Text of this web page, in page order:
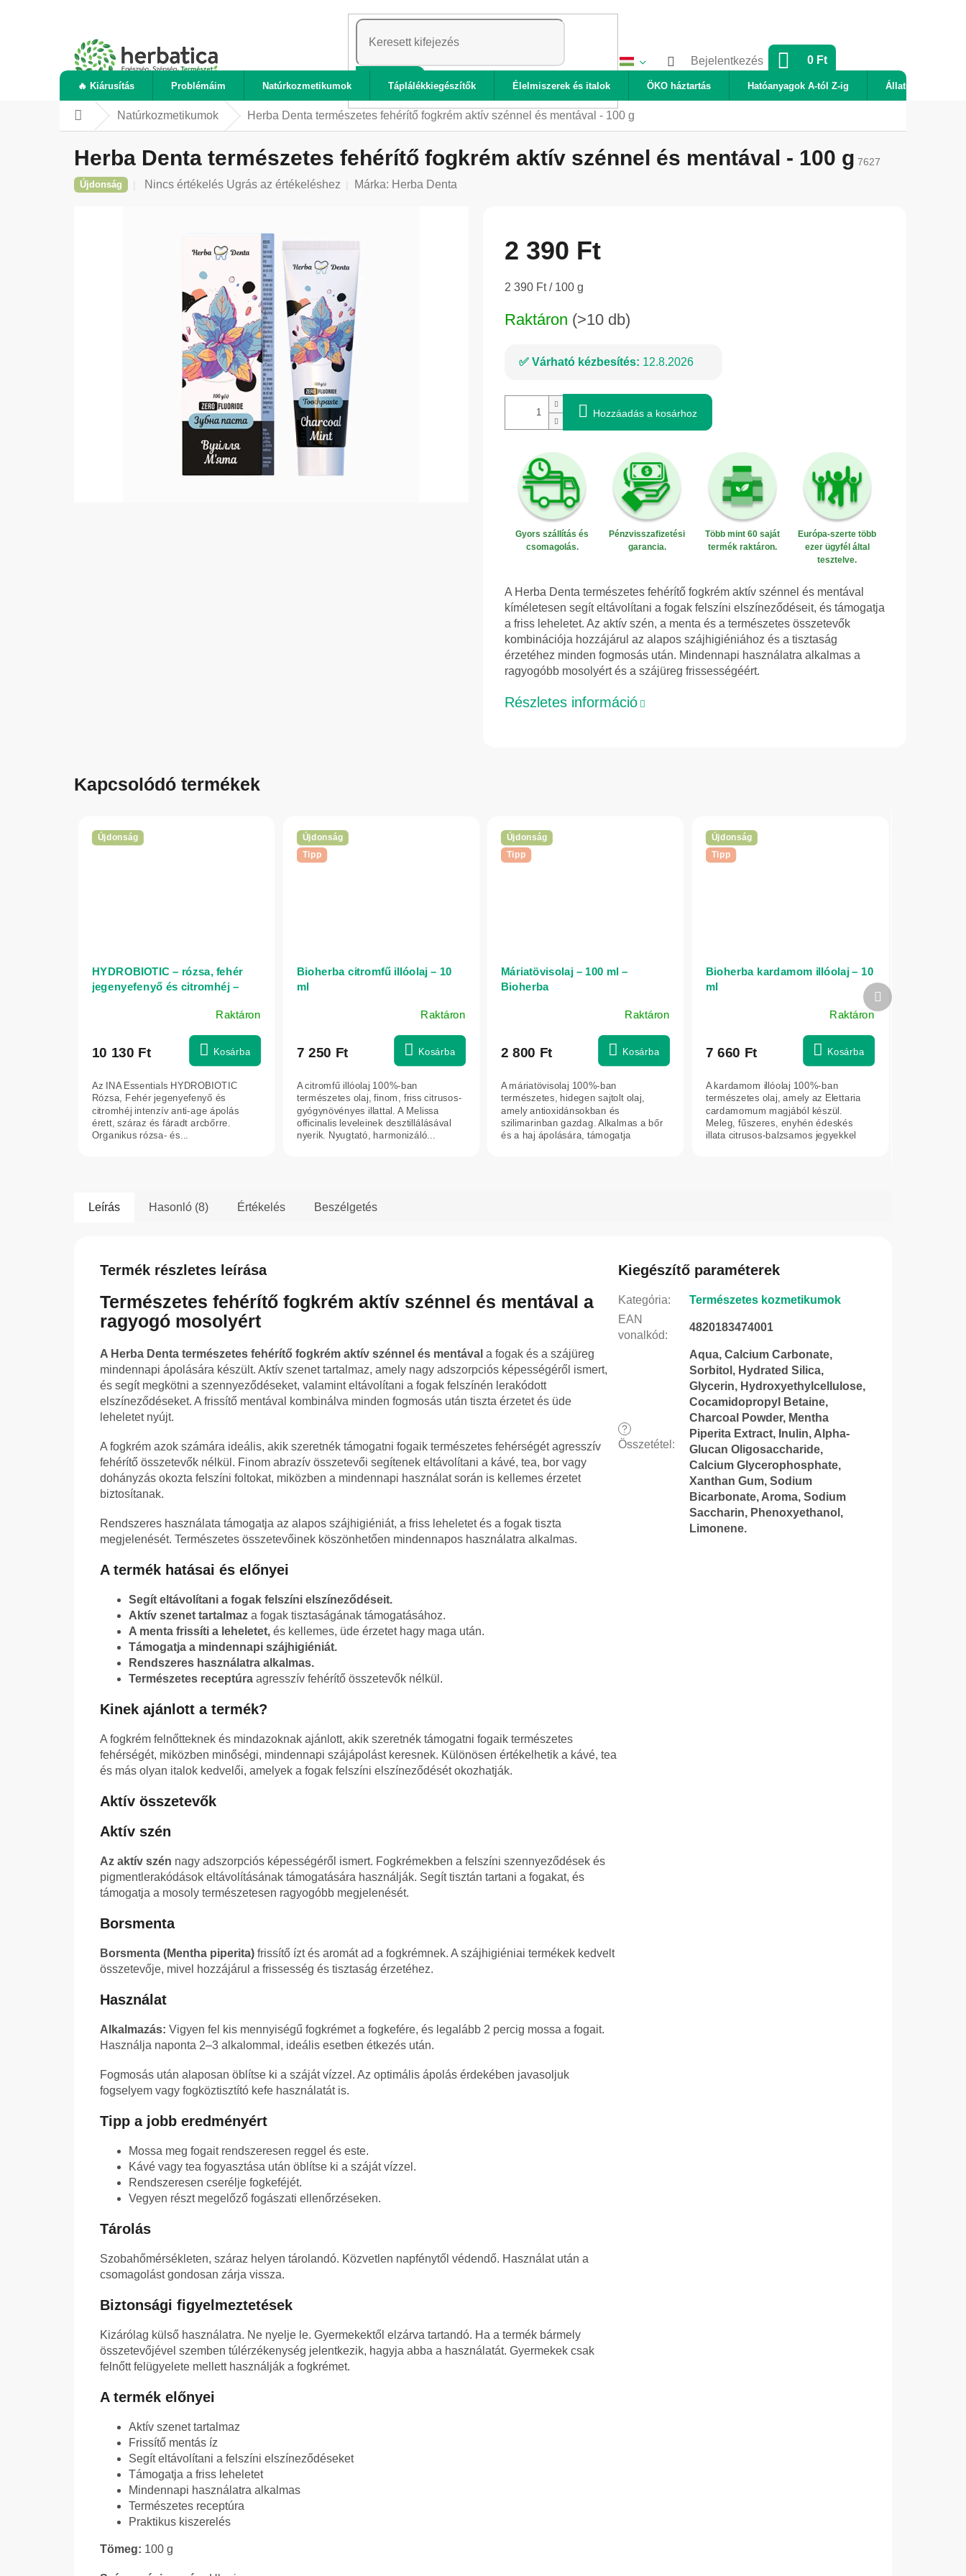
KERESÉS
Bejelentkezés KOSÁR
0 Ft
🔥 Kiárusítás Problémáim Natúrkozmetikumok Táplálékkiegészítők Élelmiszerek és italok ÖKO háztartás Hatóanyagok A-tól Z-ig Állatok
KezdőlapNatúrkozmetikumok Herba Denta természetes fehérítő fogkrém aktív szénnel és mentával - 100 g
Herba Denta természetes fehérítő fogkrém aktív szénnel és mentával - 100 g 7627
Újdonság
A
Nincs értékelés Ugrás az értékeléshez Márka: Herba Denta
2 390 Ft
Egységár:
2 390 Ft / 100 g
Raktáron (>10 db)
Várható kézbesítés: 12.8.2026
Hozzáadás a kosárhoz
Gyors szállítás és
csomagolás.
Pénzvisszafizetési
garancia.
Több mint 60 saját
termék raktáron.
Európa-szerte több
ezer ügyfél által
tesztelve.
A Herba Denta természetes fehérítő fogkrém aktív szénnel és mentával
kíméletesen segít eltávolítani a fogak felszíni elszíneződéseit, és támogatja
a friss leheletet. Az aktív szén, a menta és a természetes összetevők
kombinációja hozzájárul az alapos szájhigiéniához és a tisztaság
érzetéhez minden fogmosás után. Mindennapi használatra alkalmas a
ragyogóbb mosolyért és a szájüreg frissességéért.
Részletes információ
Kapcsolódó termékek
Újdonság
HYDROBIOTIC – rózsa, fehér
jegenyefenyő és citromhéj –
Raktáron
10 130 Ft Kosárba
Az INA Essentials HYDROBIOTIC
Rózsa, Fehér jegenyefenyő és
citromhéj intenzív anti-age ápolás
érett, száraz és fáradt arcbőrre.
Organikus rózsa- és...
Újdonság
Tipp
Bioherba citromfű illóolaj – 10
ml
Raktáron
7 250 Ft Kosárba
A citromfű illóolaj 100%-ban
természetes olaj, finom, friss citrusos-
gyógynövényes illattal. A Melissa
officinalis leveleinek desztillálásával
nyerik. Nyugtató, harmonizáló...
Újdonság
Tipp
Máriatövisolaj – 100 ml –
Bioherba
Raktáron
2 800 Ft Kosárba
A máriatövisolaj 100%-ban
természetes, hidegen sajtolt olaj,
amely antioxidánsokban és
szilimarinban gazdag. Alkalmas a bőr
és a haj ápolására, támogatja
Újdonság
Tipp
Bioherba kardamom illóolaj – 10
ml
Raktáron
7 660 Ft Kosárba
A kardamom illóolaj 100%-ban
természetes olaj, amely az Elettaria
cardamomum magjából készül.
Meleg, fűszeres, enyhén édeskés
illata citrusos-balzsamos jegyekkel
Következő
termék
Leírás Hasonló (8) Értékelés Beszélgetés
Termék részletes leírása
Természetes fehérítő fogkrém aktív szénnel és mentával a
ragyogó mosolyért
A Herba Denta természetes fehérítő fogkrém aktív szénnel és mentával a fogak és a szájüreg
mindennapi ápolására készült. Aktív szenet tartalmaz, amely nagy adszorpciós képességéről ismert,
és segít megkötni a szennyeződéseket, valamint eltávolítani a fogak felszínén lerakódott
elszíneződéseket. A frissítő mentával kombinálva minden fogmosás után tiszta érzetet és üde
leheletet nyújt.
A fogkrém azok számára ideális, akik szeretnék támogatni fogaik természetes fehérségét agresszív
fehérítő összetevők nélkül. Finom abrazív összetevői segítenek eltávolítani a kávé, tea, bor vagy
dohányzás okozta felszíni foltokat, miközben a mindennapi használat során is kellemes érzetet
biztosítanak.
Rendszeres használata támogatja az alapos szájhigiéniát, a friss leheletet és a fogak tiszta
megjelenését. Természetes összetevőinek köszönhetően mindennapos használatra alkalmas.
A termék hatásai és előnyei
Segít eltávolítani a fogak felszíni elszíneződéseit.
Aktív szenet tartalmaz a fogak tisztaságának támogatásához.
A menta frissíti a leheletet, és kellemes, üde érzetet hagy maga után.
Támogatja a mindennapi szájhigiéniát.
Rendszeres használatra alkalmas.
Természetes receptúra agresszív fehérítő összetevők nélkül.
Kinek ajánlott a termék?
A fogkrém felnőtteknek és mindazoknak ajánlott, akik szeretnék támogatni fogaik természetes
fehérségét, miközben minőségi, mindennapi szájápolást keresnek. Különösen értékelhetik a kávé, tea
és más olyan italok kedvelői, amelyek a fogak felszíni elszíneződését okozhatják.
Aktív összetevők
Aktív szén
Az aktív szén nagy adszorpciós képességéről ismert. Fogkrémekben a felszíni szennyeződések és
pigmentlerakódások eltávolításának támogatására használják. Segít tisztán tartani a fogakat, és
támogatja a mosoly természetesen ragyogóbb megjelenését.
Borsmenta
Borsmenta (Mentha piperita) frissítő ízt és aromát ad a fogkrémnek. A szájhigiéniai termékek kedvelt
összetevője, mivel hozzájárul a frissesség és tisztaság érzetéhez.
Használat
Alkalmazás: Vigyen fel kis mennyiségű fogkrémet a fogkefére, és legalább 2 percig mossa a fogait.
Használja naponta 2–3 alkalommal, ideális esetben étkezés után.
Fogmosás után alaposan öblítse ki a száját vízzel. Az optimális ápolás érdekében javasoljuk
fogselyem vagy fogköztisztító kefe használatát is.
Tipp a jobb eredményért
Mossa meg fogait rendszeresen reggel és este.
Kávé vagy tea fogyasztása után öblítse ki a száját vízzel.
Rendszeresen cserélje fogkeféjét.
Vegyen részt megelőző fogászati ellenőrzéseken.
Tárolás
Szobahőmérsékleten, száraz helyen tárolandó. Közvetlen napfénytől védendő. Használat után a
csomagolást gondosan zárja vissza.
Biztonsági figyelmeztetések
Kizárólag külső használatra. Ne nyelje le. Gyermekektől elzárva tartandó. Ha a termék bármely
összetevőjével szemben túlérzékenység jelentkezik, hagyja abba a használatát. Gyermekek csak
felnőtt felügyelete mellett használják a fogkrémet.
A termék előnyei
Aktív szenet tartalmaz
Frissítő mentás íz
Segít eltávolítani a felszíni elszíneződéseket
Támogatja a friss leheletet
Mindennapi használatra alkalmas
Természetes receptúra
Praktikus kiszerelés
Tömeg: 100 g
Kiegészítő paraméterek
Kategória:
Természetes kozmetikumok
EAN
vonalkód:
4820183474001
?
Összetétel :
Aqua, Calcium Carbonate,
Sorbitol, Hydrated Silica,
Glycerin, Hydroxyethylcellulose,
Cocamidopropyl Betaine,
Charcoal Powder, Mentha
Piperita Extract, Inulin, Alpha-
Glucan Oligosaccharide,
Calcium Glycerophosphate,
Xanthan Gum, Sodium
Bicarbonate, Aroma, Sodium
Saccharin, Phenoxyethanol,
Limonene.